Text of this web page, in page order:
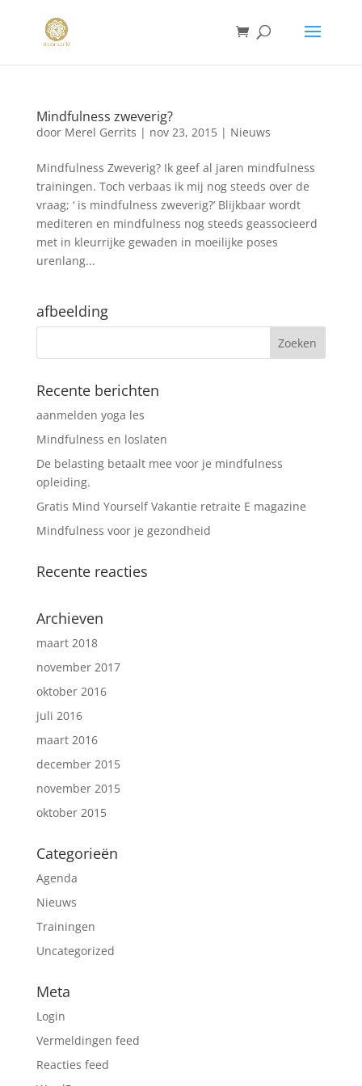
Mindfulness zweverig?
door Merel Gerrits | nov 23, 2015| Nieuws
Mindfulness Zweverig? Ik geef al jaren mindfulness
trainingen. Toch verbaas ik mij nog steeds over de
vraag; ‘ is mindfulness zweverig?’ Blijkbaar wordt
mediteren en mindfulness nog steeds geassocieerd
met in kleurrijke gewaden in moeilijke poses
urenlang...
afbeelding
Recente berichten
aanmelden yoga les
Mindfulness en loslaten
De belasting betaalt mee voor je mindfulness
opleiding.
Gratis Mind Yourself Vakantie retraite E magazine
Mindfulness voor je gezondheid
Recente reacties
Archieven
maart 2018
november 2017
oktober 2016
juli 2016
maart 2016
december 2015
november 2015
oktober 2015
Categorieën
Agenda
Nieuws
Trainingen
Uncategorized
Meta
Login
Vermeldingen feed
Reacties feed